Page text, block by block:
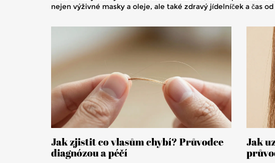
nejen výživné masky a oleje, ale také zdravý jídelníček a čas
Jak zjistit co vlasům chybí? Průvodce
diagnózou a péčí
Jak